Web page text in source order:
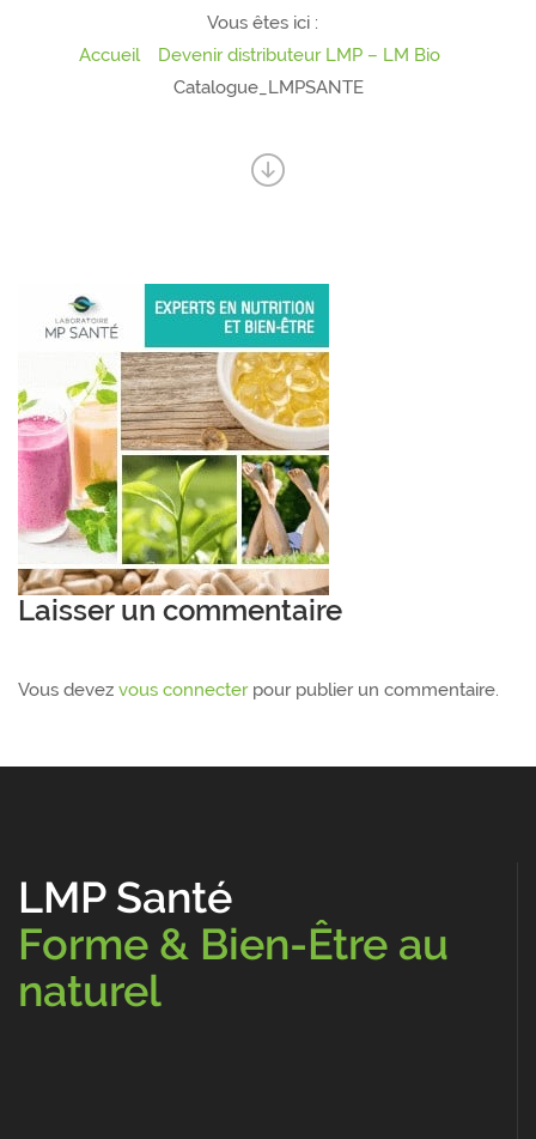
Vous êtes ici :
Accueil
Devenir distributeur LMP – LM Bio
Catalogue_LMPSANTE
Laisser un commentaire
Vous devez vous connecterpour publier un commentaire.
LMP Santé
Forme & Bien-Être au
naturel